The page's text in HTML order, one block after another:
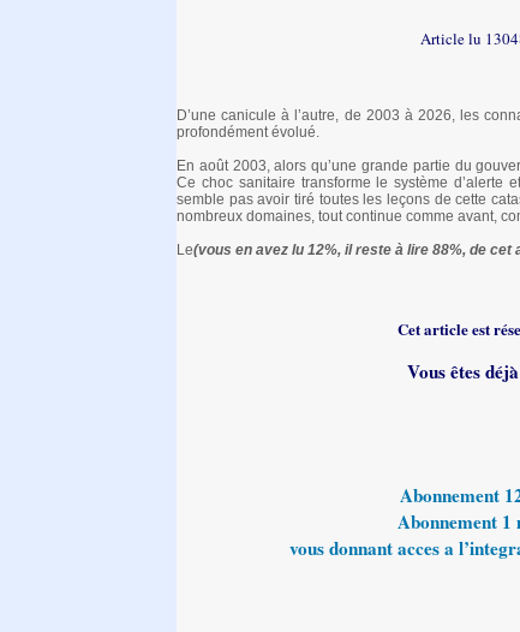
Article lu
D’une canicule à l’autre, de 2003 à 2026, les
profondément évolué.
En août 2003, alors qu’une grande partie du
Ce choc sanitaire transforme le système
semble pas avoir tiré toutes les leçons de cette
nombreux domaines, tout continue comme avant,
Le(vous en avez lu 12%, il reste à lire 88%, de cet
Cet article est
Vous êtes
Abonnement
Abonnement 1
vous donnant acces a